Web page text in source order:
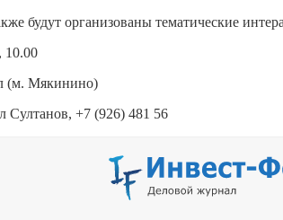
будут организованы тематические
10.00
(м. Мякинино)
Султанов, +7 (926) 481 56